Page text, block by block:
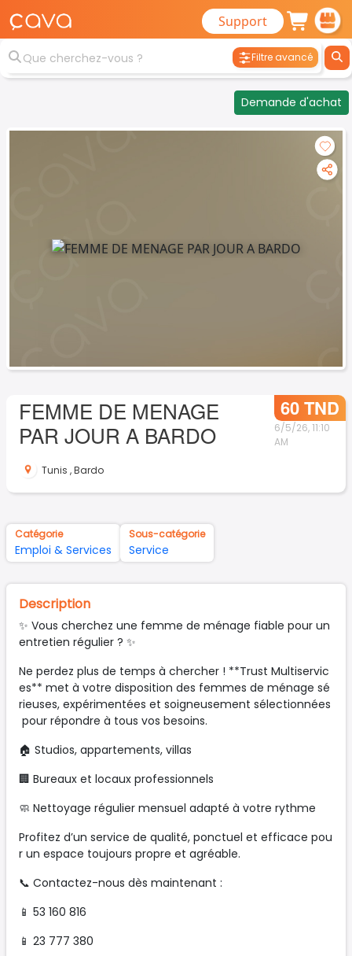
Support
Filtre avancé
Demande d'achat
FEMME DE MENAGE
PAR JOUR A BARDO
60 TND
6/5/26, 11:10
AM
Tunis ,Bardo
Catégorie
Emploi & Services
Sous-catégorie
Service
Description
✨ Vous cherchez une femme de ménage fiable pour un
entretien régulier ? ✨
Ne perdez plus de temps à chercher ! **Trust Multiservic
es** met à votre disposition des femmes de ménage sé
rieuses, expérimentées et soigneusement sélectionnées
pour répondre à tous vos besoins.
🏠 Studios, appartements, villas
🏢 Bureaux et locaux professionnels
🧼 Nettoyage régulier mensuel adapté à votre rythme
Profitez d’un service de qualité, ponctuel et efficace pou
r un espace toujours propre et agréable.
📞 Contactez-nous dès maintenant :
📱 53 160 816
📱 23 777 380